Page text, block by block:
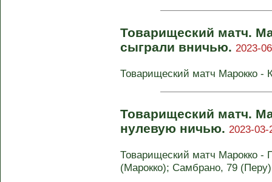
Товарищеский матч.
сыграли вничью. 2023-
Товарищеский матч Марокко -
Товарищеский матч.
нулевую ничью. 2023-03-
Товарищеский матч Марокко -
(Марокко); Самбрано, 79